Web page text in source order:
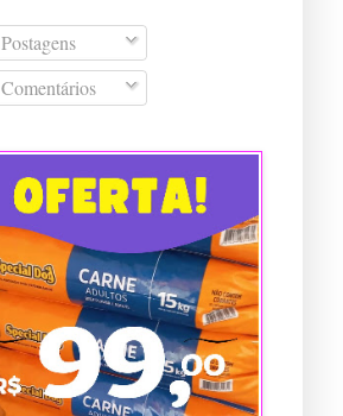
Postagens
Comentários